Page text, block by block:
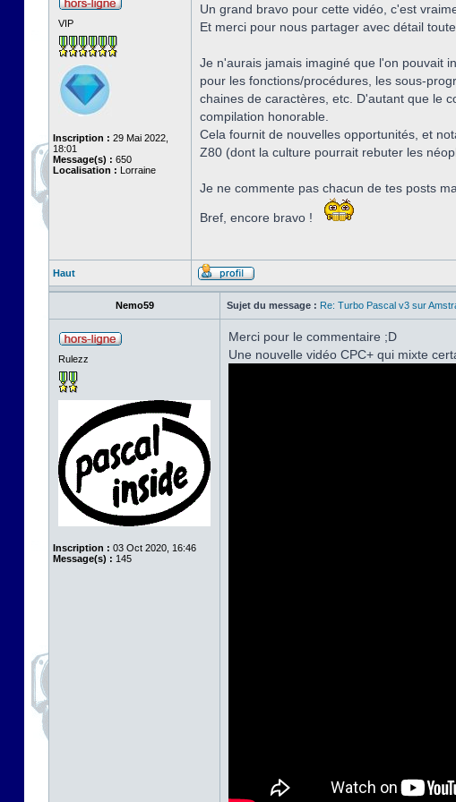
VIP
Inscription : 29 Mai 2022,
18:01
Message(s) : 650
Localisation : Lorraine
Un grand bravo pour cette vidéo, c'est
Et merci pour nous partager avec détail
Je n'aurais jamais imaginé que l'on pouvait
pour les fonctions/procédures, les sous-
chaines de caractères, etc. D'autant que le
compilation honorable.
Cela fournit de nouvelles opportunités, et
Z80 (dont la culture pourrait rebuter les
Je ne commente pas chacun de tes posts
Bref, encore bravo !
Haut
Nemo59 Sujet du message : Re: Turbo Pascal v3 sur
Rulezz
Inscription : 03 Oct 2020, 16:46
Message(s) : 145
Merci pour le commentaire ;D
Une nouvelle vidéo CPC+ qui mixte